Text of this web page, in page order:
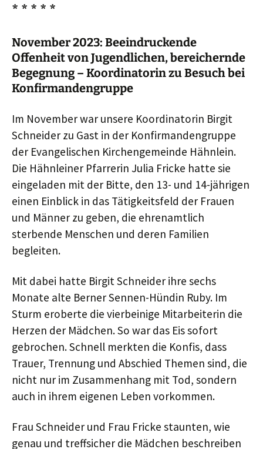
* * * * *
November 2023: Beeindruckende
Offenheit von Jugendlichen, bereichernde
Begegnung – Koordinatorin zu Besuch bei
Konfirmandengruppe
Im November war unsere Koordinatorin Birgit
Schneider zu Gast in der Konfirmandengruppe
der Evangelischen Kirchengemeinde Hähnlein.
Die Hähnleiner Pfarrerin Julia Fricke hatte sie
eingeladen mit der Bitte, den 13- und 14-jährigen
einen Einblick in das Tätigkeitsfeld der Frauen
und Männer zu geben, die ehrenamtlich
sterbende Menschen und deren Familien
begleiten.
Mit dabei hatte Birgit Schneider ihre sechs
Monate alte Berner Sennen-Hündin Ruby. Im
Sturm eroberte die vierbeinige Mitarbeiterin die
Herzen der Mädchen. So war das Eis sofort
gebrochen. Schnell merkten die Konfis, dass
Trauer, Trennung und Abschied Themen sind, die
nicht nur im Zusammenhang mit Tod, sondern
auch in ihrem eigenen Leben vorkommen.
Frau Schneider und Frau Fricke staunten, wie
genau und treffsicher die Mädchen beschreiben